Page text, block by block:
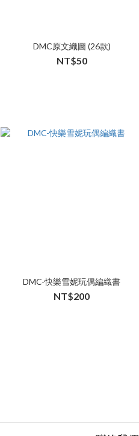
DMC原文織圖 (26款)
NT$50
DMC-快樂雪妮玩偶編織書
NT$200